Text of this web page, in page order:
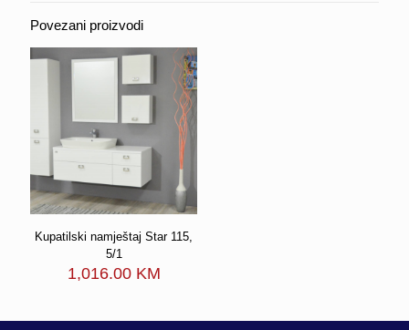
Povezani proizvodi
Kupatilski namještaj Star 115,
5/1
1,016.00 KM